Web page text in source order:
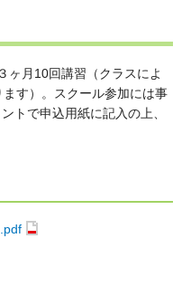
ヶ月10回講習（クラスによ
す）。スクール参加には事
トで申込用紙に記入の上、